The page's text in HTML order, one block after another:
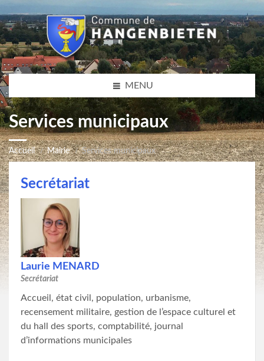
MENU
Services municipaux
Accueil Mairie Services municipaux
Secrétariat
Laurie MENARD
Secrétariat
Accueil, état civil, population, urbanisme,
recensement militaire, gestion de l’espace culturel et
du hall des sports, comptabilité, journal
d’informations municipales